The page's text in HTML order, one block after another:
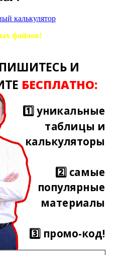
файлов!
И
БЕСПЛАТНО:
1️⃣ уникальные
таблицы и
калькуляторы
2️⃣ самые
популярные
материалы
3️⃣ промо-код!